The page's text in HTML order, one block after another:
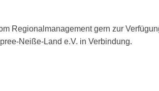
Regionalmanagement gern zur
Neiße-Land e.V. in Verbindung.